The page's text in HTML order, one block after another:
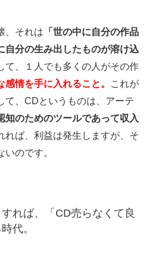
、それは 「世の中に自分の作品
自分の生み出したものが溶け込
て、１人でも多くの人がその作
感情を手に入れること。
これが
て、CDというものは、アーテ
知のためのツールであって収入
れば、利益は発生しますが、そ
のです。
れば、「CD売らなくて良
代。